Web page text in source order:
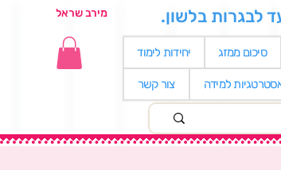
מירב שראל לבגרות בלשון.
סיכום ממזג יחידות לימוד
למידה צור קשר